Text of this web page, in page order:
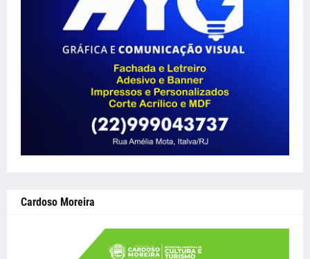
Cardoso Moreira